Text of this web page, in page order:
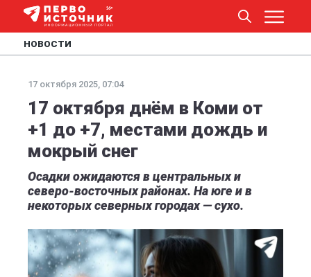
НОВОСТИ
17 октября 2025, 07:04
17 октября днём в Коми от
+1 до +7, местами дождь и
мокрый снег
Осадки ожидаются в центральных и
северо-восточных районах. На юге и в
некоторых северных городах — сухо.